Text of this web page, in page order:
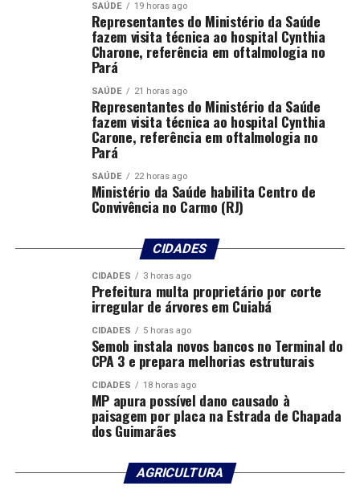
Lúdio realiza reuniões em ministérios em Brasília para
equipar o novo Hospital Universitário
SAÚDE 19 horas ago
Representantes do Ministério da Saúde
fazem visita técnica ao hospital Cynthia
Charone, referência em oftalmologia no
Pará
SAÚDE 21 horas ago
Representantes do Ministério da Saúde
fazem visita técnica ao hospital Cynthia
Carone, referência em oftalmologia no
Pará
SAÚDE 22 horas ago
Ministério da Saúde habilita Centro de
Convivência no Carmo (RJ)
CIDADES
CIDADES 3 horas ago
Prefeitura multa proprietário por corte
irregular de árvores em Cuiabá
CIDADES 5 horas ago
Semob instala novos bancos no Terminal do
CPA 3 e prepara melhorias estruturais
CIDADES 18 horas ago
MP apura possível dano causado à
paisagem por placa na Estrada de Chapada
dos Guimarães
AGRICULTURA